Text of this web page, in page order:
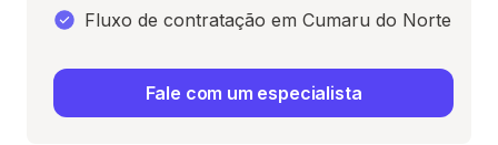
Fluxo de contratação em Cumaru do Norte
Fale com um especialista